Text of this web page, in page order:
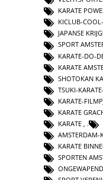
KARATE
KICLUB-
JAPANSE
SPORT
KARATE-DO-
KARATE
SHOTOKAN
TSUKI-
KARATE-
KARATE
KARATE
AMSTERDAM-
KARATE
SPORTEN